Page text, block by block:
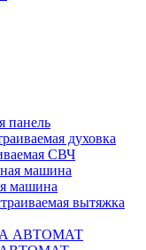
панель
духовка
СВЧ
машина
вытяжка